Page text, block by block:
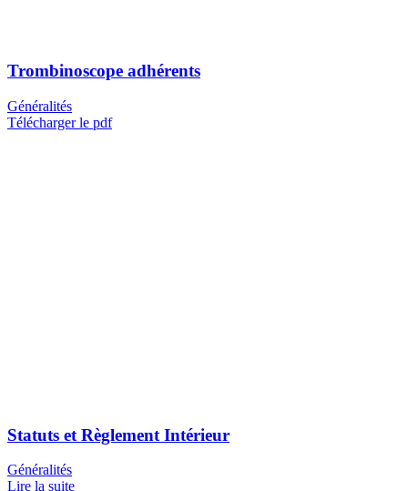
Trombinoscope adhérents
Généralités
Télécharger le pdf
Statuts et Règlement Intérieur
Généralités
Lire la suite